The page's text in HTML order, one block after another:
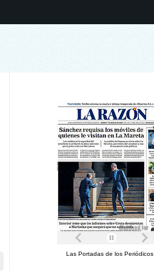
Las Portadas de los Periódicos